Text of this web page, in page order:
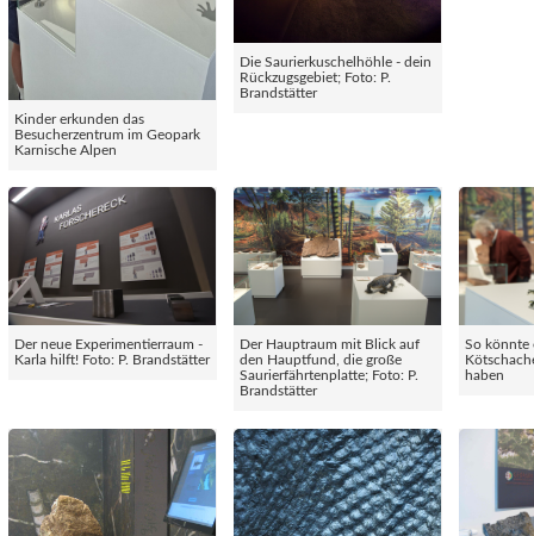
Kinder erkunden das
Besucherzentrum im Geopark
Karnische Alpen
Die Saurierkuschelhöhle - dein
Rückzugsgebiet; Foto: P.
Brandstätter
Der neue Experimentierraum -
Karla hilft! Foto: P. Brandstätter
Der Hauptraum mit Blick auf
den Hauptfund, die große
Saurierfährtenplatte; Foto: P.
Brandstätter
So könnte
haben